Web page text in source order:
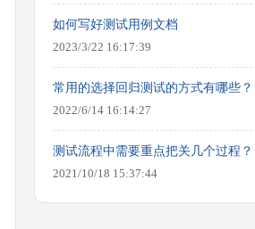
如何写好测试用例文档
2023/3/22 16:17:39
常用的选择回归测试的方式有哪些？
2022/6/14 16:14:27
测试流程中需要重点把关几个过程？
2021/10/18 15:37:44